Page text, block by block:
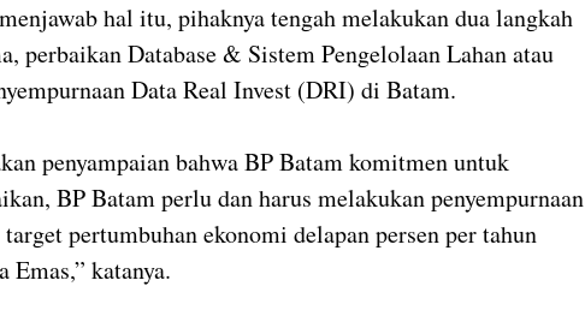
hal itu, pihaknya tengah melakukan dua langkah
perbaikan Database & Sistem Pengelolaan Lahan atau
Data Real Invest (DRI) di Batam.
penyampaian bahwa BP Batam komitmen untuk
BP Batam perlu dan harus melakukan penyempurnaan
pertumbuhan ekonomi delapan persen per tahun
Emas,” katanya.